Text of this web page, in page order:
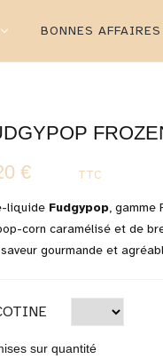
BONNES AFFAIRES
€
TTC
liquide Fudgypop, gamme
corn caramélisé et de
gourmande et
sur quantité